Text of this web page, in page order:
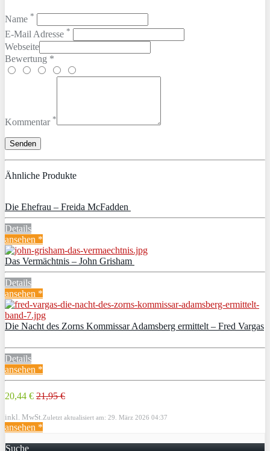
Name *
E-Mail Adresse *
Webseite
Bewertung *
Kommentar *
Ähnliche Produkte
Die Ehefrau – Freida McFadden
Details
ansehen *
Das Vermächtnis – John Grisham
Details
ansehen *
Die Nacht des Zorns Kommissar Adamsberg ermittelt – Fred Vargas
Details
ansehen *
20,44 € 21,95 €
inkl. MwSt. Zuletzt aktualisiert am: 29. März 2026 04:37
ansehen *
Suche